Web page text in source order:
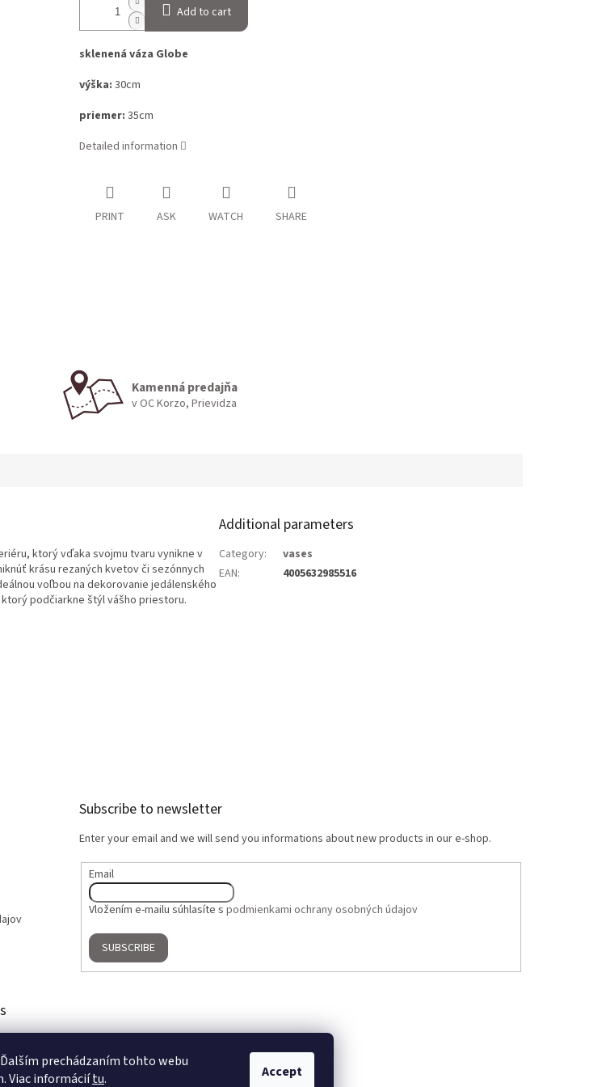
prechádzaním tohto webu
Viac informáciítu. Accept
Add to cart
sklenená váza Globe
výška: 30cm
priemer: 35cm
Detailed information
PRINT ASK WATCH SHARE
Kamenná predajňa
v OC Korzo, Prievidza
ktorý vďaka svojmu tvaru vynikne v
krásu rezaných kvetov či sezónnych
voľbou na dekorovanie jedálenského
podčiarkne štýl vášho priestoru.
Additional parameters
Category:
vases
EAN: 4005632985516
Subscribe to newsletter
Enter your email and we will send you informations about new products in our e-shop.
Email
Vložením e-mailu súhlasíte s podmienkami ochrany osobných údajov
SUBSCRIBE